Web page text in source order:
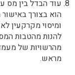
עוד הבדל בין מס
הוא בצורך
ומיסוי מקרקעין
להנות מהטבות
מהרשויות של
מראש.